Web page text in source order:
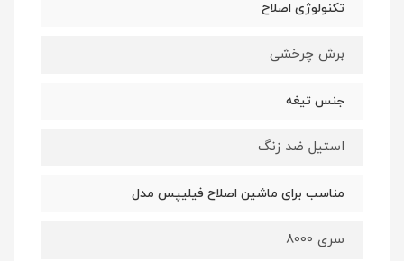
تکنولوژی اصلاح
برش چرخشی
جنس تیغه
استیل ضد زنگ
مناسب برای ماشین اصلاح فیلیپس مدل
سری 8000